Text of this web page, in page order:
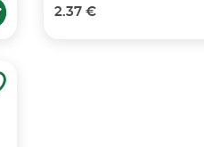
2.37 €